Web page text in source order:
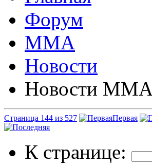
Форум
ММА
Новости
Новости ММА
Страница 144 из 527 Первая
К странице: